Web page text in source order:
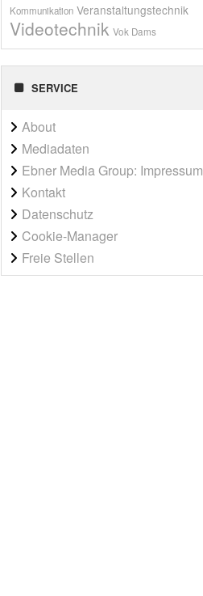
Kommunikation Veranstaltungstechnik
Videotechnik Vok Dams
SERVICE
About
Mediadaten
Ebner Media Group: Impressum
Kontakt
Datenschutz
Cookie-Manager
Freie Stellen